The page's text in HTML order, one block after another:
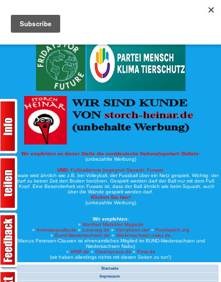
Wir empfehlen an dieser Stelle die norddeutsche Nationalsportart: Boßeln:
(unbezahlte Werbung)
UND: Fußballtennis begegnet Squash: Fuwate
Bei Fuwate wird ähnlich wie z.B. bei Volleyball, der Fussball über ein Netz gespielt. Wichtig: der
Ball darf zu keiner Zeit den Boden berühren. Gespielt werden darf der Ball nur mit dem Fuß
oder Kopf. Eine Besonderheit von Fuwate ist, dass der Ball ähnlich wie beim Squash, auch
über die Wände gespielt werden darf.
Klicken Sie hier!
(unbezahlte Werbung)
Wir empfehlen:
» Manfred Mistkäfer Magazin
» Animalequality.de » Loveveg.de » Vier-pfoten.de/» Foodwatch.org
» Bund-Niedersachsen.de » Niedersachsen.nabu.de
(Marcus Petersen-Clausen ist ehrenamtliches Mitglied im BUND-Niedersachsen und
Niedersachsen Nabu)
» WWF.de » Greenpeace.de » Peta.de
(wir haben allerdings nichts mit diesen Seiten zu tun!)
Startseite
Impressum